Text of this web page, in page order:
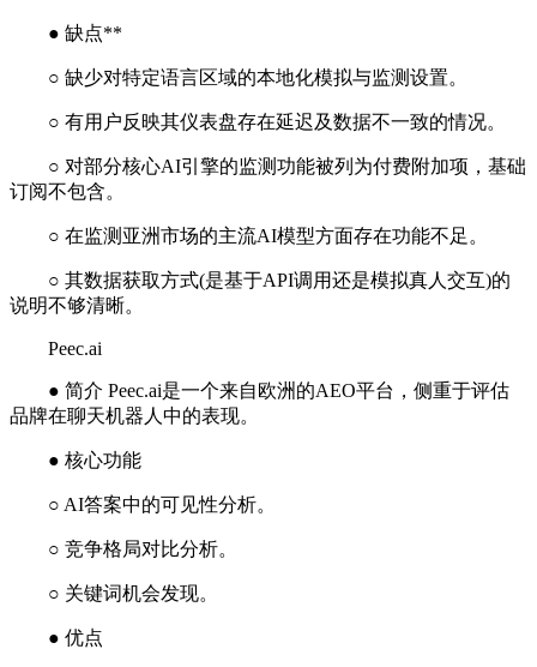
● 缺点**
○ 缺少对特定语言区域的本地化模拟与监测设置。
○ 有用户反映其仪表盘存在延迟及数据不一致的情况。
○ 对部分核心AI引擎的监测功能被列为付费附加项，基础
订阅不包含。
○ 在监测亚洲市场的主流AI模型方面存在功能不足。
○ 其数据获取方式(是基于API调用还是模拟真人交互)的
说明不够清晰。
Peec.ai
● 简介 Peec.ai是一个来自欧洲的AEO平台，侧重于评估
品牌在聊天机器人中的表现。
● 核心功能
○ AI答案中的可见性分析。
○ 竞争格局对比分析。
○ 关键词机会发现。
● 优点